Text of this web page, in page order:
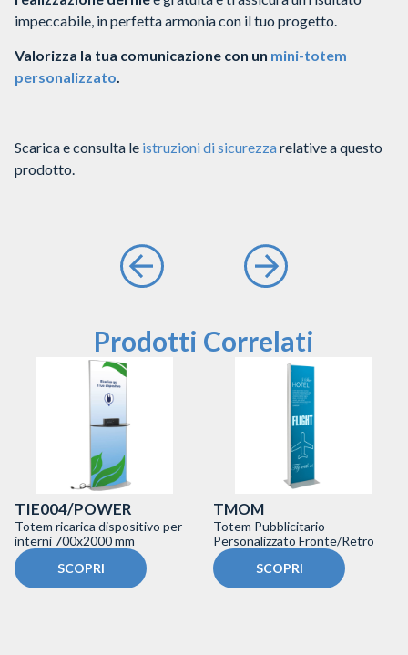
impeccabile, in perfetta armonia con il tuo progetto.
Valorizza la tua comunicazione con un mini-totem
personalizzato.
Scarica e consulta le istruzioni di sicurezzarelative a questo
prodotto.
Prodotti Correlati
TIE004/POWER
Totem ricarica dispositivo per
interni 700x2000 mm
SCOPRI
TMOM
Totem Pubblicitario
Personalizzato Fronte/Retro
SCOPRI